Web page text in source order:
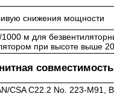
снижения мощности
1000 м для
при высоте выше
совместимость
CSA C22.2 No. 223-M91,